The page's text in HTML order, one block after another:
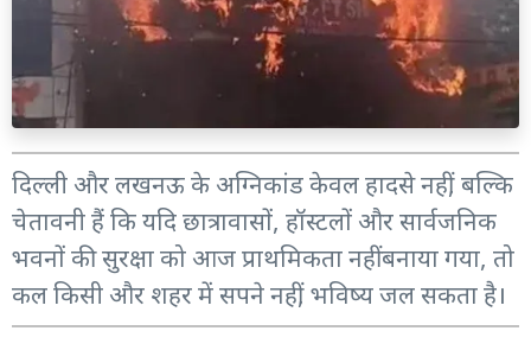
दिल्ली और लखनऊ के अग्निकांड केवल हादसे नहीं, बल्कि
चेतावनी हैं कि यदि छात्रावासों, हॉस्टलों और सार्वजनिक
भवनों की सुरक्षा को आज प्राथमिकता नहीं बनाया गया, तो
कल किसी और शहर में सपने नहीं, भविष्य जल सकता है।